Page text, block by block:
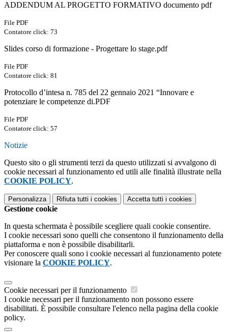
ADDENDUM AL PROGETTO FORMATIVO documento pdf
File PDF
Contatore click: 73
Slides corso di formazione - Progettare lo stage.pdf
File PDF
Contatore click: 81
Protocollo d’intesa n. 785 del 22 gennaio 2021 “Innovare e
potenziare le competenze di.PDF
File PDF
Contatore click: 57
Notizie
Questo sito o gli strumenti terzi da questo utilizzati si avvalgono di
cookie necessari al funzionamento ed utili alle finalità illustrate nella
COOKIE POLICY.
Personalizza Rifiuta tutti i cookies Accetta tutti i cookies
Gestione cookie
In questa schermata è possibile scegliere quali cookie consentire.
I cookie necessari sono quelli che consentono il funzionamento della
piattaforma e non è possibile disabilitarli.
Per conoscere quali sono i cookie necessari al funzionamento potete
visionare la COOKIE POLICY.
Cookie necessari per il funzionamento
I cookie necessari per il funzionamento non possono essere
disabilitati. È possibile consultare l'elenco nella pagina della cookie
policy.